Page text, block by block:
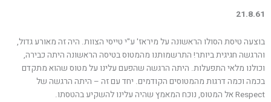
21.8.61
בוצעה טיסת הסולו הראשונה על מיראז' ע"י טייסי הצוות. היה זה מאורע גדול,
והרגשה חגיגית ביותר! התרשמותנו מהמטוס בטיסה הראשונה היתה כבירה,
וכולנו מלאי התפעלות. היתה הרגשה שהפעם עלינו על מטוס שהוא מתקדם
בכמה וכמה דרגות מהמטוסים הקודמים. יחד עם זה – היתה הרגשה של
Respect אל המטוס, נוכח המאמץ שהיה עלינו להשקיע בהטסתו.